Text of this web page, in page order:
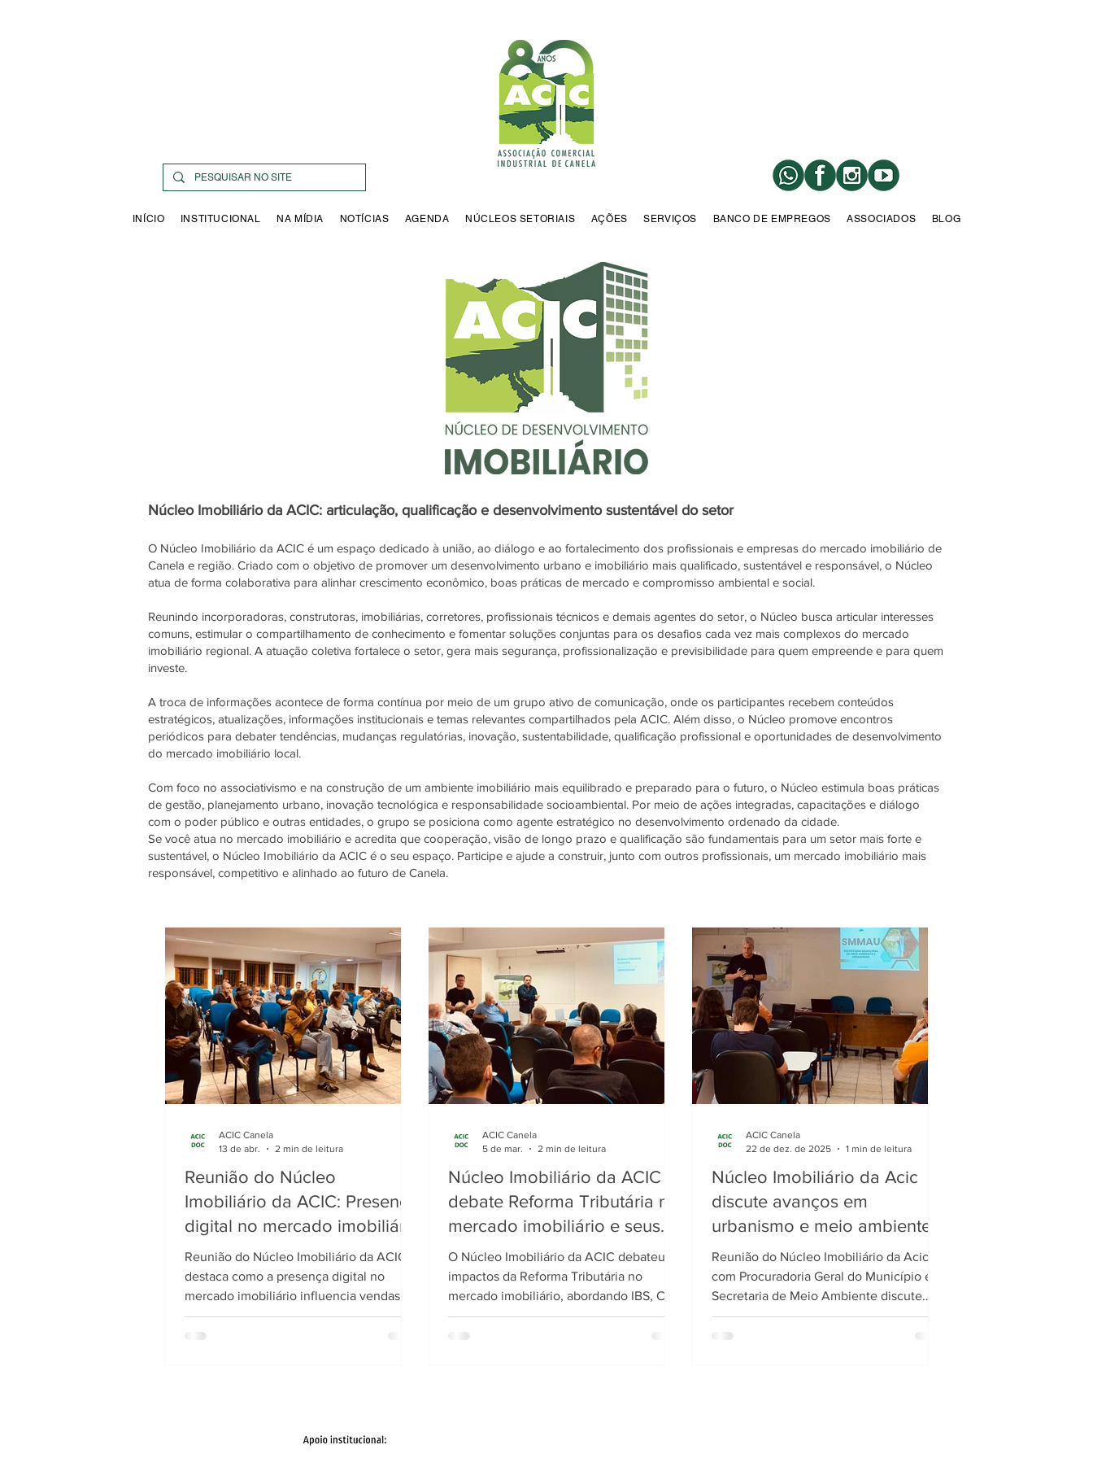
INÍCIO INSTITUCIONAL NA MÍDIA NOTÍCIAS AGENDA NÚCLEOS SETORIAIS AÇÕES SERVIÇOS BANCO DE EMPREGOS ASSOCIADOS BLOG
Núcleo Imobiliário da ACIC: articulação, qualificação e desenvolvimento sustentável do setor
O Núcleo Imobiliário da ACIC é um espaço dedicado à união, ao diálogo e ao fortalecimento dos profissionais e empresas do mercado imobiliário de
Canela e região. Criado com o objetivo de promover um desenvolvimento urbano e imobiliário mais qualificado, sustentável e responsável, o Núcleo
atua de forma colaborativa para alinhar crescimento econômico, boas práticas de mercado e compromisso ambiental e social.
Reunindo incorporadoras, construtoras, imobiliárias, corretores, profissionais técnicos e demais agentes do setor, o Núcleo busca articular interesses
comuns, estimular o compartilhamento de conhecimento e fomentar soluções conjuntas para os desafios cada vez mais complexos do mercado
imobiliário regional. A atuação coletiva fortalece o setor, gera mais segurança, profissionalização e previsibilidade para quem empreende e para quem
investe.
A troca de informações acontece de forma contínua por meio de um grupo ativo de comunicação, onde os participantes recebem conteúdos
estratégicos, atualizações, informações institucionais e temas relevantes compartilhados pela ACIC. Além disso, o Núcleo promove encontros
periódicos para debater tendências, mudanças regulatórias, inovação, sustentabilidade, qualificação profissional e oportunidades de desenvolvimento
do mercado imobiliário local.
Com foco no associativismo e na construção de um ambiente imobiliário mais equilibrado e preparado para o futuro, o Núcleo estimula boas práticas
de gestão, planejamento urbano, inovação tecnológica e responsabilidade socioambiental. Por meio de ações integradas, capacitações e diálogo
com o poder público e outras entidades, o grupo se posiciona como agente estratégico no desenvolvimento ordenado da cidade.
Se você atua no mercado imobiliário e acredita que cooperação, visão de longo prazo e qualificação são fundamentais para um setor mais forte e
sustentável, o Núcleo Imobiliário da ACIC é o seu espaço. Participe e ajude a construir, junto com outros profissionais, um mercado imobiliário mais
responsável, competitivo e alinhado ao futuro de Canela.
Reunião do Núcleo
Imobiliário da ACIC: Presença
digital no mercado imobiliário
Reunião do Núcleo Imobiliário da ACIC
destaca como a presença digital no
mercado imobiliário influencia vendas,
posicionamento e relacionamento com
clientes.
ACIC Canela
13 de abr.
2 min de leitura
Núcleo Imobiliário da ACIC
debate Reforma Tributária no
mercado imobiliário e seus
impactos no setor
O Núcleo Imobiliário da ACIC debateu os
impactos da Reforma Tributária no
mercado imobiliário, abordando IBS, CBS,
CIB e estratégias para empresas do setor.
ACIC Canela
5 de mar.
2 min de leitura
Núcleo Imobiliário da Acic
discute avanços em
urbanismo e meio ambiente
em Canela
Reunião do Núcleo Imobiliário da Acic
com Procuradoria Geral do Município e
Secretaria de Meio Ambiente discute
avanços em urbanismo, reciclagem e
novas regras do EIV em Canela
ACIC Canela
22 de dez. de 2025
1 min de leitura